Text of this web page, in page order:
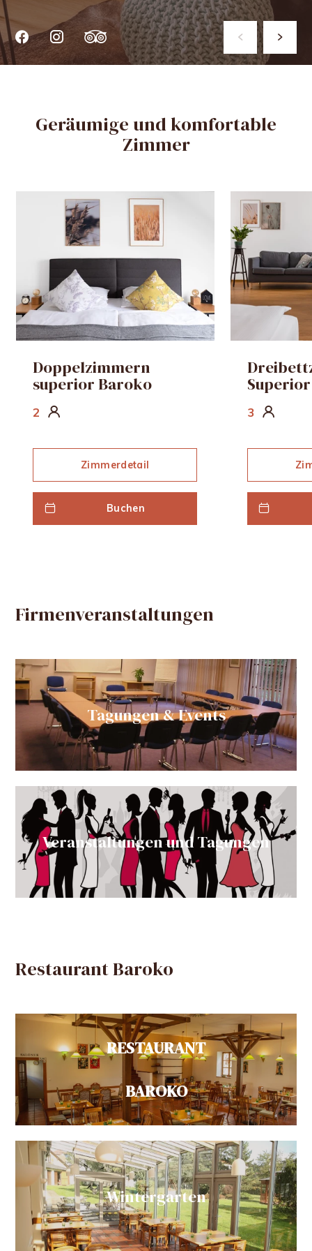
Geräumige und komfortable
Zimmer
Doppelzimmern
superior Baroko
2
Zimmerdetail
Buchen
Superior
3
Firmenveranstaltungen
Tagungen & Events
Veranstaltungen und Tagungen
Restaurant Baroko
RESTAURANT
BAROKO
Wintergarten